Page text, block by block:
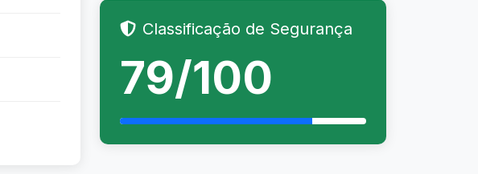
Classificação de Segurança
79/100